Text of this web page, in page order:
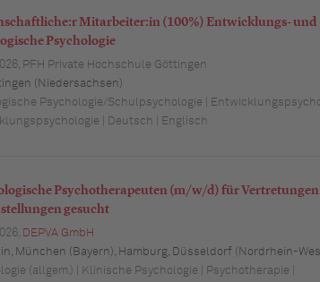
Mitarbeiter:in (100%) Entwicklungs- und
Psychologie
PFH Private Hochschule Göttingen
(Niedersachsen)
Psychologie/Schulpsychologie |
| Deutsch | Englisch
Psychotherapeuten (m/w/d) für
gesucht
DEPVA GmbH
(Nordrhein-Westfalen), Köln (Nordrhein-Westfalen), Essen (Nordrhein-Westfalen), Dortmund (Nordrhein-Westfalen), Stuttgart (Baden-Württemberg), Heilbronn (Baden-Württemberg), Hannover (Niedersachsen), Rostock (Mecklenburg-Vorpommern), Kiel (Schleswig-Holstein), Augsburg (Bayern), Nürnberg (Bayern), Frankfurt am Main (Hessen), Bremen, Schwerin (Mecklenburg-Vorpommern), Mainz (Rheinland-Pfalz), Saarbrücken (Saarland), Dresden (Sachsen), Magdeburg (Sachsen-Anhalt), Potsdam (Brandenburg), Erfurt (Thüringen),
(allgem.) | Klinische Psychologie | Psychotherapie |